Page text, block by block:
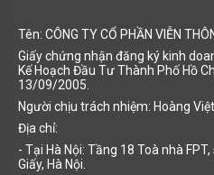
Tên: CÔNG TY CỔ PHẦN VIỄN
Giấy chứng nhận đăng ký kinh
Kế Hoạch Đầu Tư Thành Phố Hồ
13/09/2005.
Người chịu trách nhiệm: Hoàng
Địa chỉ:
- Tại Hà Nội: Tầng 18 Toà nhà
Giấy, Hà Nội.